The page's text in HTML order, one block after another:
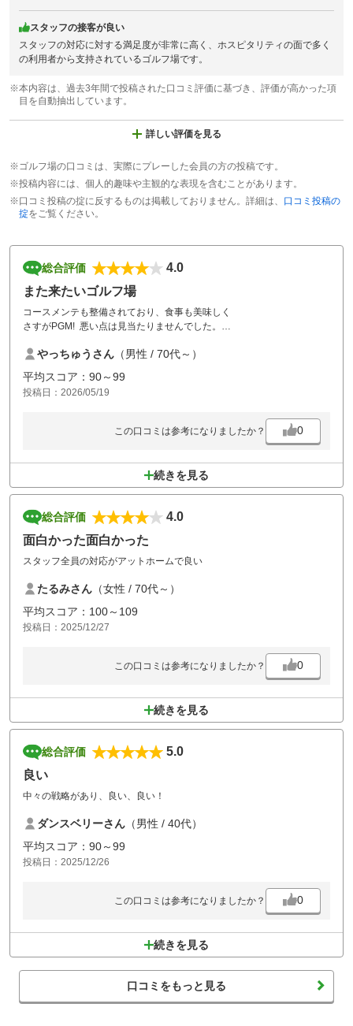
スタッフの接客が良い
スタッフの対応に対する満足度が非常に高く、ホスピタリティの面で多く
の利用者から支持されているゴルフ場です。
※本内容は、過去3年間で投稿された口コミ評価に基づき、評価が高かった項
目を自動抽出しています。
詳しい評価を見る
※ゴルフ場の口コミは、実際にプレーした会員の方の投稿です。
※投稿内容には、個人的趣味や主観的な表現を含むことがあります。
※口コミ投稿の掟に反するものは掲載しておりません。詳細は、 口コミ投稿の
掟をご覧ください。
総合評価
4.0
また来たいゴルフ場
コースメンテも整備されており、食事も美味しく
さすがPGM! 悪い点は見当たりませんでした。
やっちゅうさん （男性 / 70代～）
平均スコア：90～99
投稿日：2026/05/19
この口コミは参考になりましたか？ 0
続きを見る
総合評価
4.0
面白かった面白かった
スタッフ全員の対応がアットホームで良い
たるみさん （女性 / 70代～）
平均スコア：100～109
投稿日：2025/12/27
この口コミは参考になりましたか？ 0
続きを見る
総合評価
5.0
良い
中々の戦略があり、良い、良い！
ダンスベリーさん （男性 / 40代）
平均スコア：90～99
投稿日：2025/12/26
この口コミは参考になりましたか？ 0
続きを見る
口コミをもっと見る